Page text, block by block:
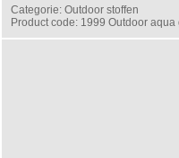
Categorie: Outdoor stoffen
Product code: 1999 Outdoor